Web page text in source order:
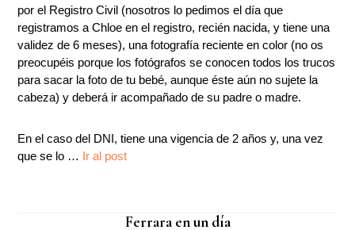
por el Registro Civil (nosotros lo pedimos el día que
registramos a Chloe en el registro, recién nacida, y tiene una
validez de 6 meses), una fotografía reciente en color (no os
preocupéis porque los fotógrafos se conocen todos los trucos
para sacar la foto de tu bebé, aunque éste aún no sujete la
cabeza) y deberá ir acompañado de su padre o madre.
En el caso del DNI, tiene una vigencia de 2 años y, una vez
que se lo … Ir al post
Ferrara en un día